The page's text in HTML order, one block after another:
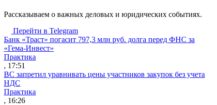
Рассказываем о важных деловых и юридических событиях.
Перейти в Telegram
Банк «Траст» погасит 797,3 млн руб. долга перед ФНС за
«Гема-Инвест»
Практика
, 17:51
ВС запретил уравнивать цены участников закупок без учета
НДС
Практика
, 16:26